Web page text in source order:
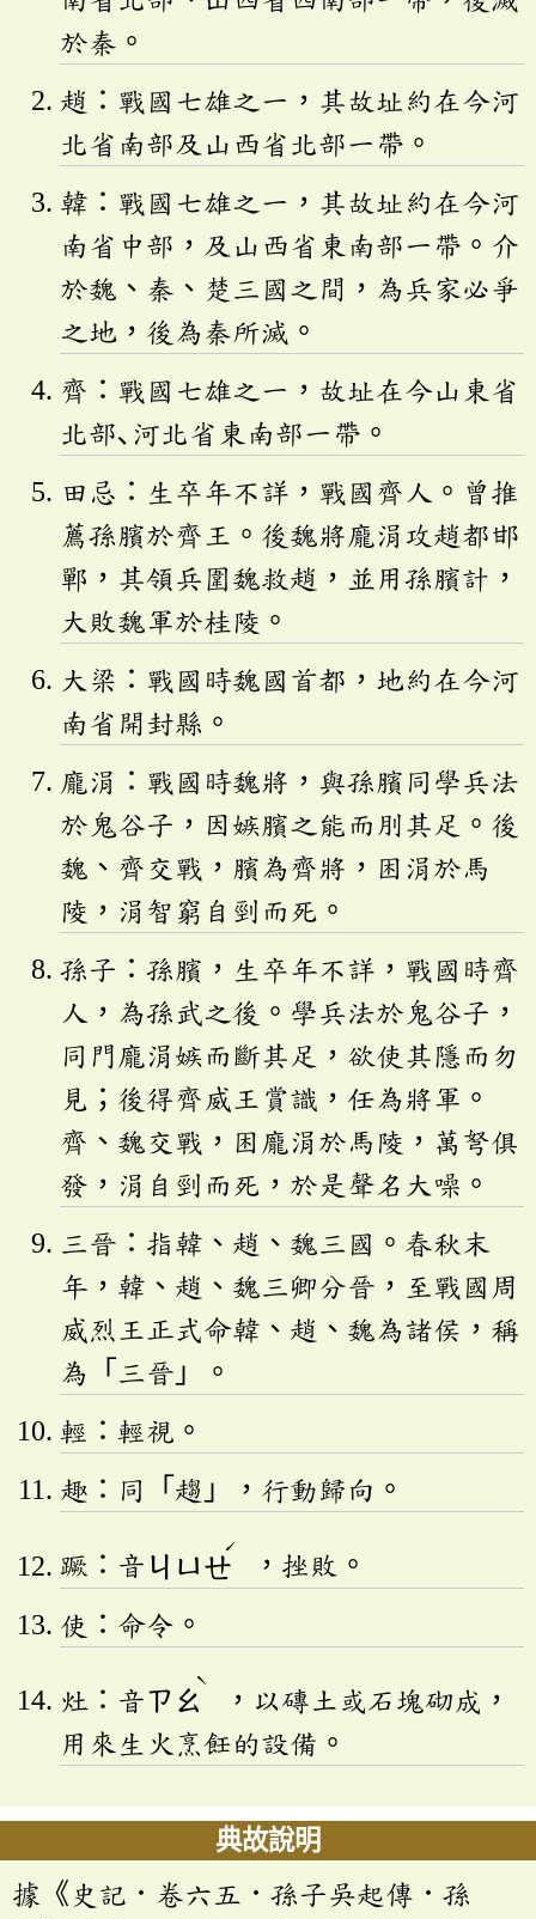
於秦。
趙：戰國七雄之一，其故址約在今河
北省南部及山西省北部一帶。
韓：戰國七雄之一，其故址約在今河
南省中部，及山西省東南部一帶。介
於魏、秦、楚三國之間，為兵家必爭
之地，後為秦所滅。
齊：戰國七雄之一，故址在今山東省
北部､河北省東南部一帶。
田忌：生卒年不詳，戰國齊人。曾推
薦孫臏於齊王。後魏將龐涓攻趙都邯
鄲，其領兵圍魏救趙，並用孫臏計，
大敗魏軍於桂陵。
大梁：戰國時魏國首都，地約在今河
南省開封縣。
龐涓：戰國時魏將，與孫臏同學兵法
於鬼谷子，因嫉臏之能而刖其足。後
魏、齊交戰，臏為齊將，困涓於馬
陵，涓智窮自剄而死。
孫子：孫臏，生卒年不詳，戰國時齊
人，為孫武之後。學兵法於鬼谷子，
同門龐涓嫉而斷其足，欲使其隱而勿
見；後得齊威王賞識，任為將軍。
齊、魏交戰，困龐涓於馬陵，萬弩俱
發，涓自剄而死，於是聲名大噪。
三晉：指韓、趙、魏三國。春秋末
年，韓、趙、魏三卿分晉，至戰國周
威烈王正式命韓、趙、魏為諸侯，稱
為「三晉」。
輕：輕視。
趣：同「趨」，行動歸向。
蹶：音 ㄐㄩㄝ
ˊ
，挫敗。
使：命令。
灶：音ㄗㄠ
ˋ
，以磚土或石塊砌成，
用來生火烹飪的設備。
典故說明
據《史記．卷六五．孫子吳起傳．孫